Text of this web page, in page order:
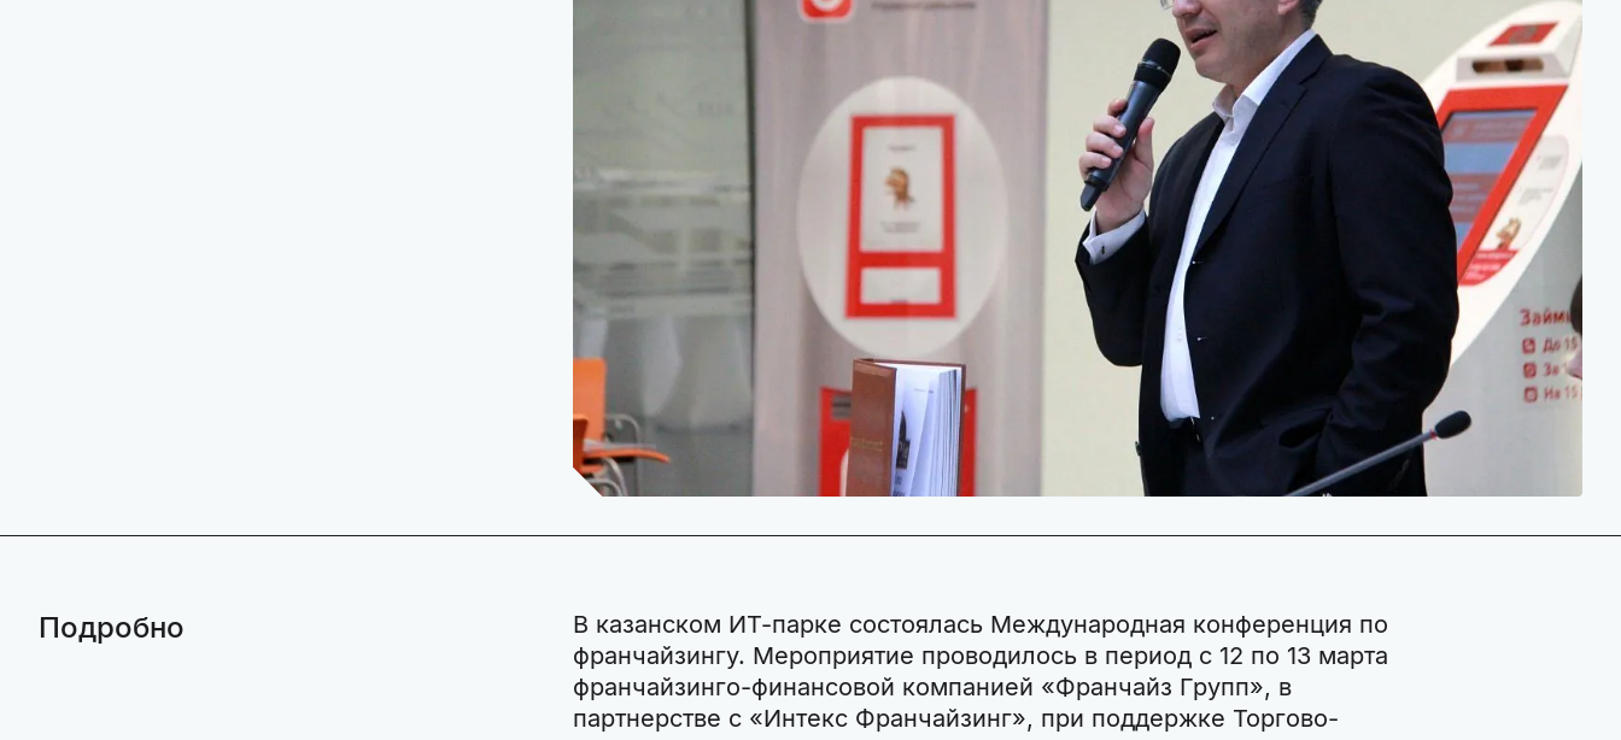
Подробно
В казанском ИТ-парке состоялась Международная конференция по
франчайзингу. Мероприятие проводилось в период с 12 по 13 марта
франчайзинго-финансовой компанией «Франчайз Групп», в
партнерстве с «Интекс Франчайзинг», при поддержке Торгово-